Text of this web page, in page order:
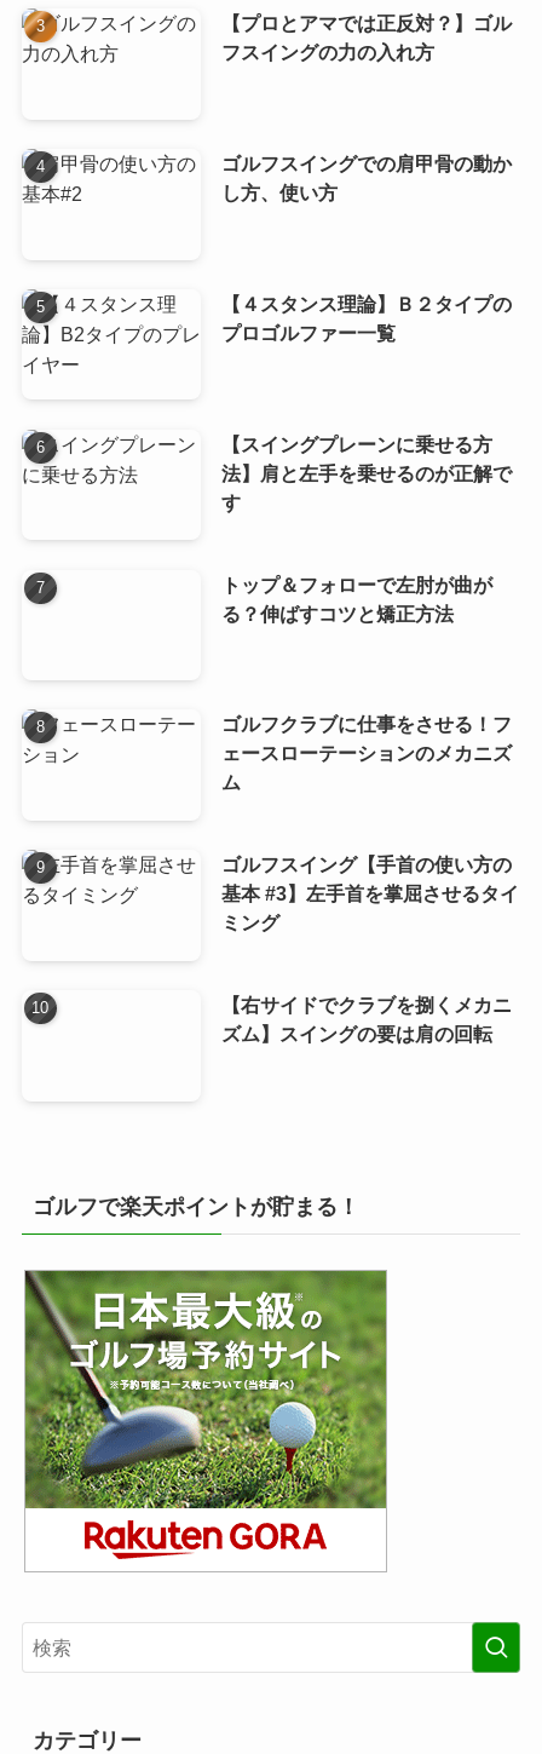
【プロとアマでは正反対？】ゴル
フスイングの力の入れ方
ゴルフスイングでの肩甲骨の動か
し方、使い方
【４スタンス理論】Ｂ２タイプの
プロゴルファー一覧
【スイングプレーンに乗せる方
法】肩と左手を乗せるのが正解で
す
トップ＆フォローで左肘が曲が
る？伸ばすコツと矯正方法
ゴルフクラブに仕事をさせる！フ
ェースローテーションのメカニズ
ム
ゴルフスイング【手首の使い方の
基本 #3】左手首を掌屈させるタイ
ミング
【右サイドでクラブを捌くメカニ
ズム】スイングの要は肩の回転
ゴルフで楽天ポイントが貯まる！
カテゴリー